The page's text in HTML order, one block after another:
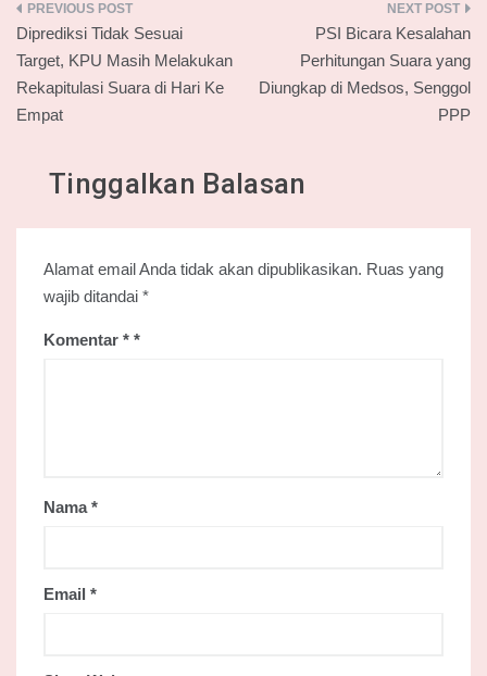
Navigasi
pos
Diprediksi Tidak Sesuai
Target, KPU Masih Melakukan
Rekapitulasi Suara di Hari Ke
Empat
PSI Bicara Kesalahan
Perhitungan Suara yang
Diungkap di Medsos, Senggol
PPP
Tinggalkan Balasan
Alamat email Anda tidak akan dipublikasikan. Ruas yang
wajib ditandai *
Komentar *
Nama*
Email *